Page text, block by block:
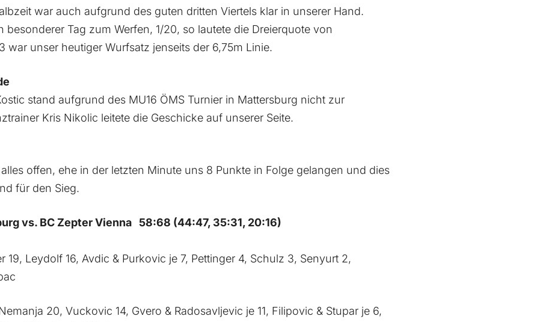
war auch aufgrund des guten dritten Viertels klar in unserer Hand.
besonderer Tag zum Werfen, 1/20, so lautete die Dreierquote von
war unser heutiger Wurfsatz jenseits der 6,75m Linie.
stand aufgrund des MU16 ÖMS Turnier in Mattersburg nicht zur
Kris Nikolic leitete die Geschicke auf unserer Seite.
offen, ehe in der letzten Minute uns 8 Punkte in Folge gelangen und dies
für den Sieg.
vs. BC Zepter Vienna 58:68 (44:47, 35:31, 20:16)
19, Leydolf 16, Avdic & Purkovic je 7, Pettinger 4, Schulz 3, Senyurt 2,
20, Vuckovic 14, Gvero & Radosavljevic je 11, Filipovic & Stupar je 6,